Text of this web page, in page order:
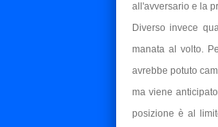
all'avversario e la
Diverso invece
manata al volto.
avrebbe potuto
ma viene
posizione è al